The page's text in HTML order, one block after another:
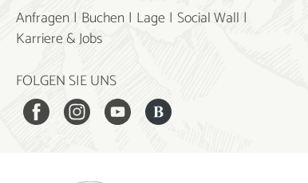
Anfragen Buchen Lage Social Wall
Karriere & Jobs
FOLGEN SIE UNS